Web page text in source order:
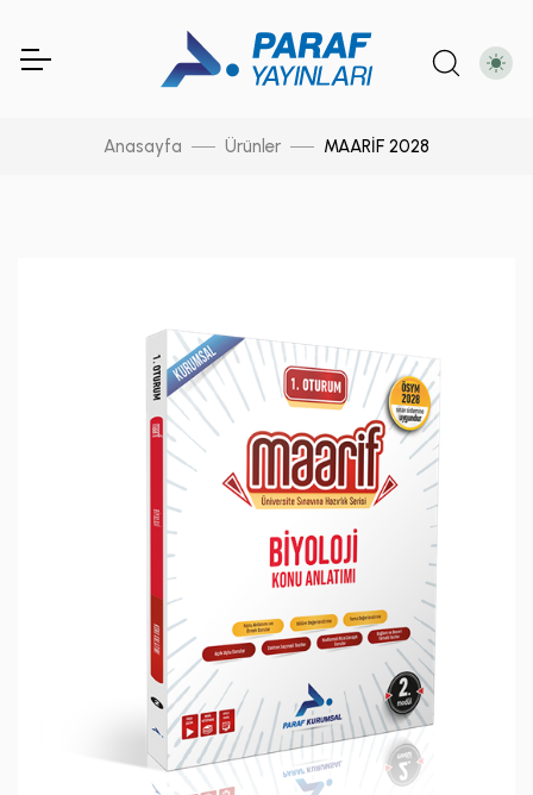
Anasayfa Ürünler MAARİF 2028